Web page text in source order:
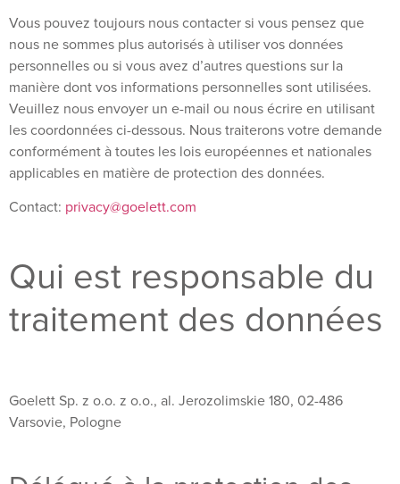
Vous pouvez toujours nous contacter si vous pensez que
nous ne sommes plus autorisés à utiliser vos données
personnelles ou si vous avez d’autres questions sur la
manière dont vos informations personnelles sont utilisées.
Veuillez nous envoyer un e-mail ou nous écrire en utilisant
les coordonnées ci-dessous. Nous traiterons votre demande
conformément à toutes les lois européennes et nationales
applicables en matière de protection des données.
Contact: privacy@goelett.com
Qui est responsable du
traitement des données
Goelett Sp. z o.o. z o.o., al. Jerozolimskie 180, 02-486
Varsovie, Pologne